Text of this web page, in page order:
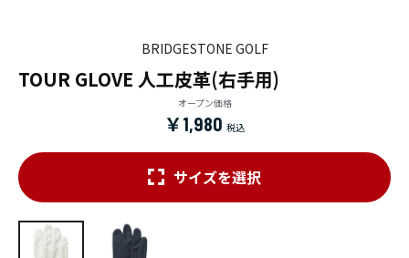
BRIDGESTONE GOLF
TOUR GLOVE 人工皮革(右手用)
オープン価格
￥1,980
サイズを選択